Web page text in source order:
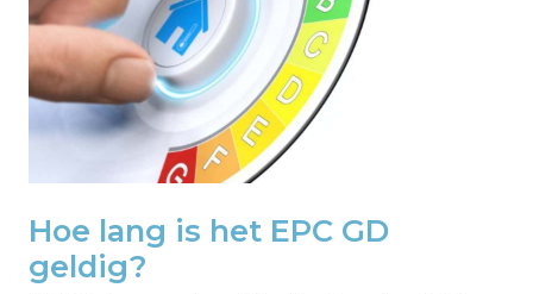
Hoe lang is het EPC GD
geldig?